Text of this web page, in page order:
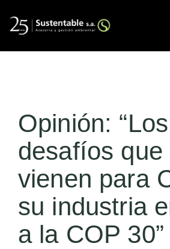
Opinión: “Los
desafíos que
vienen para
su industria
a la COP 30”